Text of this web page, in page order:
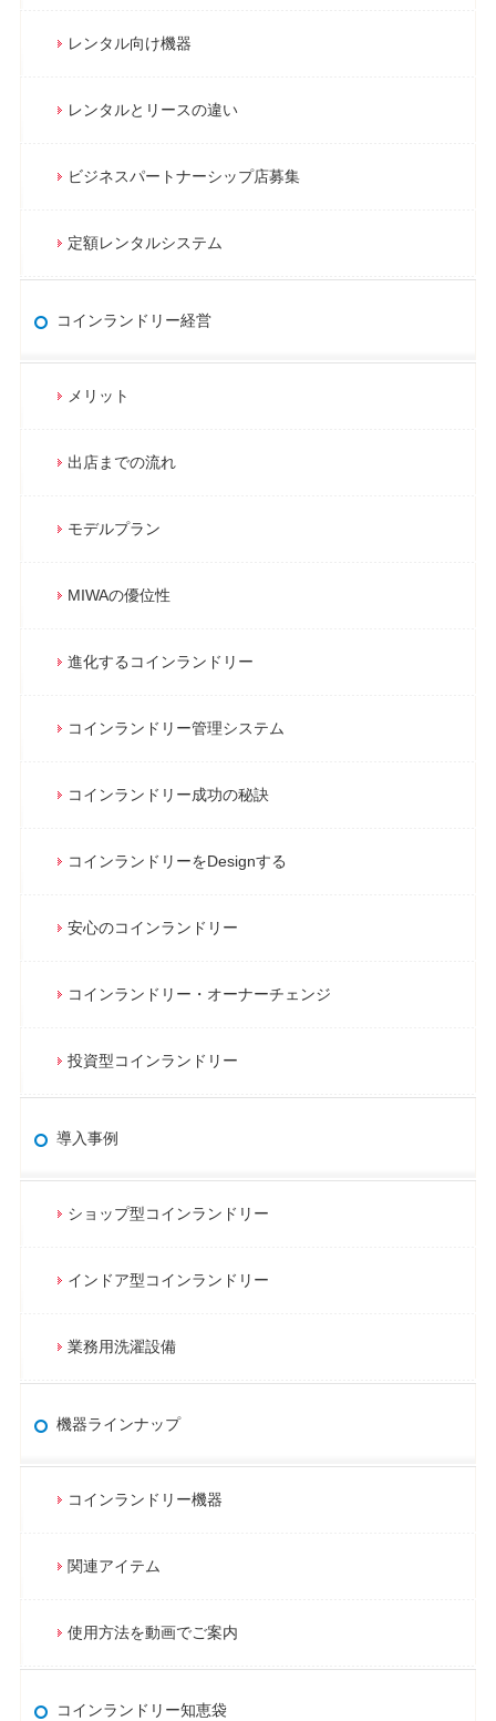
レンタル向け機器
レンタルとリースの違い
ビジネスパートナーシップ店募集
定額レンタルシステム
コインランドリー経営
メリット
出店までの流れ
モデルプラン
MIWAの優位性
進化するコインランドリー
コインランドリー管理システム
コインランドリー成功の秘訣
コインランドリーをDesignする
安心のコインランドリー
コインランドリー・オーナーチェンジ
投資型コインランドリー
導入事例
ショップ型コインランドリー
インドア型コインランドリー
業務用洗濯設備
機器ラインナップ
コインランドリー機器
関連アイテム
使用方法を動画でご案内
コインランドリー知恵袋